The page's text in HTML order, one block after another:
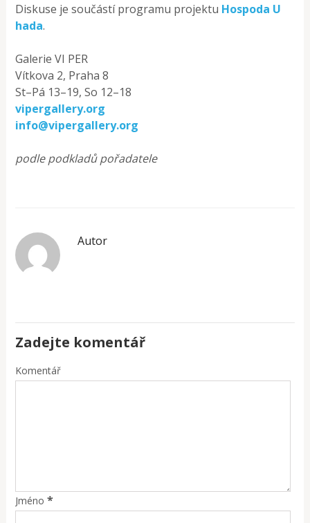
Diskuse je součástí programu projektu Hospoda U
hada.
Galerie VI PER
Vítkova 2, Praha 8
St–Pá 13–19, So 12–18
vipergallery.org
info@vipergallery.org
podle podkladů pořadatele
Autor
Zadejte komentář
Komentář
Jméno *